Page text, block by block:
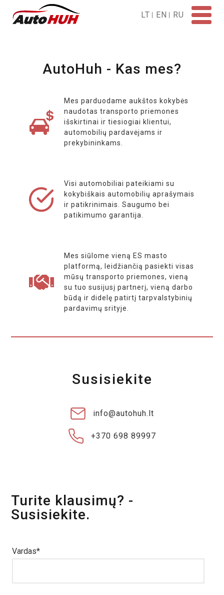
LT EN RU
Parduoti
Aukcionai
Transportas
Parduotuvė
AutoHuh - Kas mes?
Mes parduodame aukštos kokybės
naudotas transporto priemones
išskirtinai ir tiesiogiai klientui,
automobilių pardavėjams ir
prekybininkams.
Visi automobiliai pateikiami su
kokybiškais automobilių aprašymais
ir patikrinimais. Saugumo bei
patikimumo garantija.
Mes siūlome vieną ES masto
platformą, leidžiančią pasiekti visas
mūsų transporto priemones, vieną
su tuo susijusį partnerį, vieną darbo
būdą ir didelę patirtį tarpvalstybinių
pardavimų srityje.
Susisiekite
info@autohuh.lt
+370 698 89997
Turite klausimų? -
Susisiekite.
Vardas*